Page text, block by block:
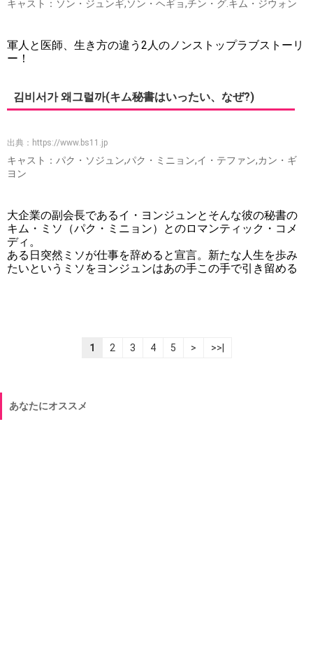
キャスト：ソン・ジュンギ,ソン・ヘギョ,チン・グ.キム・ジウォン
軍人と医師、生き方の違う2人のノンストップラブストーリ
ー！
김비서가 왜그럴까(キム秘書はいったい、なぜ?)
出典： https://www.bs11.jp
キャスト：パク・ソジュン,パク・ミニョン,イ・テファン,カン・ギ
ヨン
大企業の副会長であるイ・ヨンジュンとそんな彼の秘書の
キム・ミソ（パク・ミニョン）とのロマンティック・コメ
ディ。
ある日突然ミソが仕事を辞めると宣言。新たな人生を歩み
たいというミソをヨンジュンはあの手この手で引き留める
1 2 3 4 5 > >>|
あなたにオススメ